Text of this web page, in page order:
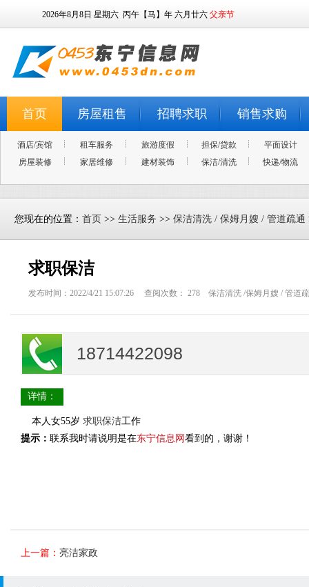
2026年8月8日 星期六 丙午【马】年 六月廿六 父亲节
首页 房屋租售 招聘求职 销售求购
酒店/宾馆 租车服务 旅游度假 担保/贷款
平面设计
房屋装修
家居维修 建材装饰 保洁/清洗 快递/物流
您现在的位置： 首页 >> 生活服务 >> 保洁清洗 / 保姆月嫂 / 管道疏通
求职保洁
发布时间：2022/4/21 15:07:26 查阅次数： 278 保洁清洗 /保姆月嫂 / 管道
18714422098
详情：
本人女55岁 求职保洁工作
提示： 联系我时请说明是在东宁信息网 看到的，谢谢！
上一篇： 亮洁家政